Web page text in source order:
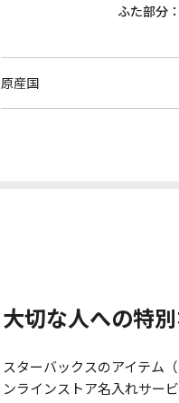
ふた部分
原産国
大切な人への特
スターバックスのアイテム
ンラインストア名入れサー